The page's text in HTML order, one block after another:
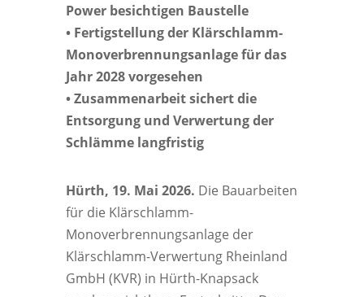
Power besichtigen Baustelle
• Fertigstellung der Klärschlamm-
Monoverbrennungsanlage für das
Jahr 2028 vorgesehen
• Zusammenarbeit sichert die
Entsorgung und Verwertung der
Schlämme langfristig
Hürth, 19. Mai 2026. Die Bauarbeiten
für die Klärschlamm-
Monoverbrennungsanlage der
Klärschlamm-Verwertung Rheinland
GmbH (KVR) in Hürth-Knapsack